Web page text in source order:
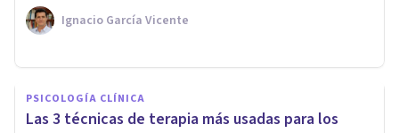
Ignacio García Vicente
PSICOLOGÍA CLÍNICA
Las 3 técnicas de terapia más usadas para los